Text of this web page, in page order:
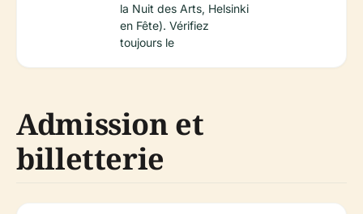
la Nuit des Arts, Helsinki
en Fête). Vérifiez
toujours le
Admission et
billetterie